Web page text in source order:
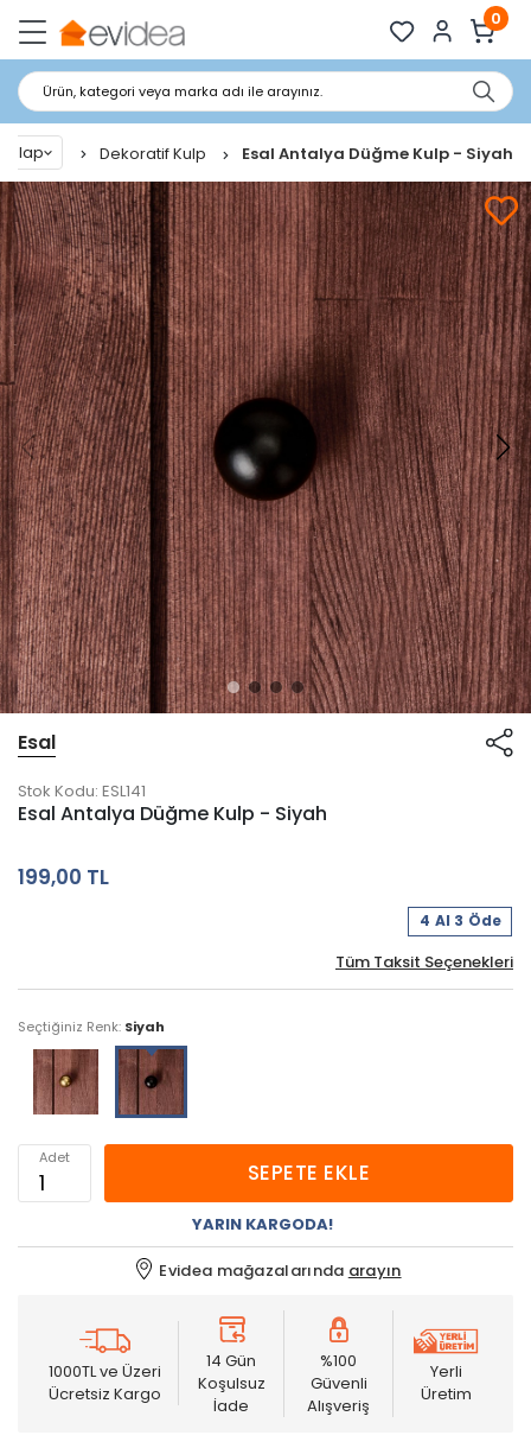
0
Ürün, kategori veya marka adı ile arayınız.
Dekoratif Kulp Esal Antalya Düğme Kulp - Siyah
Esal
Stok Kodu: ESL141
Esal Antalya Düğme Kulp - Siyah
199,00 TL
4 Al 3 Öde
Tüm Taksit Seçenekleri
Seçtiğiniz Renk: Siyah
Adet
SEPETE EKLE
YARIN KARGODA!
Evidea mağazalarında arayın
1000TL ve Üzeri
Ücretsiz Kargo
14 Gün
Koşulsuz
İade
%100
Güvenli
Alışveriş
Yerli
Üretim